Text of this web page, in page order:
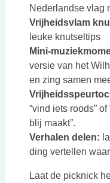
Nederlandse vlag
Vrijheidsvlam
leuke knutseltips
Mini-
versie van het
en zing samen
“vind iets roods”
blij maakt”.
Verhalen delen:
ding vertellen
Laat de picknick